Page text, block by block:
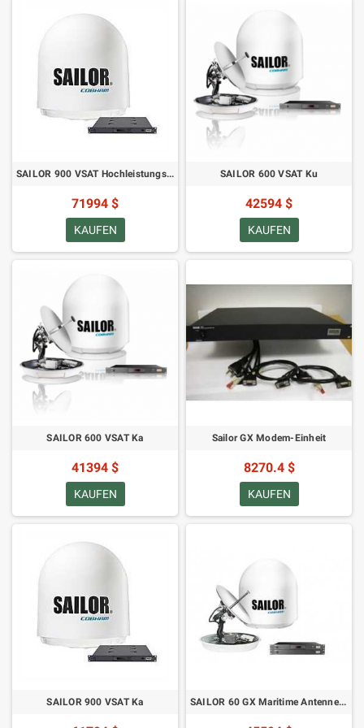
SAILOR 900 VSAT Hochleistungs-Ku
71994 $
KAUFEN
SAILOR 600 VSAT Ku
42594 $
KAUFEN
SAILOR 600 VSAT Ka
41394 $
KAUFEN
Sailor GX Modem-Einheit
8270.4 $
KAUFEN
SAILOR 900 VSAT Ka SAILOR 60 GX Maritime Antennensystem